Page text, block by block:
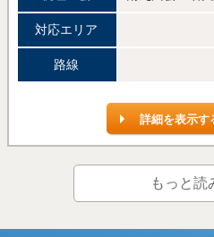
対応エリア
路線
詳細を表示す
もっと読